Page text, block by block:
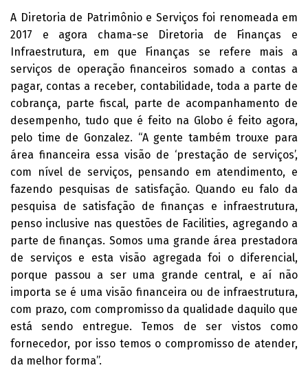
A Diretoria de Patrimônio e Serviços foi renomeada em
2017 e agora chama-se Diretoria de Finanças e
Infraestrutura, em que Finanças se refere mais a
serviços de operação financeiros somado a contas a
pagar, contas a receber, contabilidade, toda a parte de
cobrança, parte fiscal, parte de acompanhamento de
desempenho, tudo que é feito na Globo é feito agora,
pelo time de Gonzalez. “A gente também trouxe para
área financeira essa visão de ‘prestação de serviços’,
com nível de serviços, pensando em atendimento, e
fazendo pesquisas de satisfação. Quando eu falo da
pesquisa de satisfação de finanças e infraestrutura,
penso inclusive nas questões de Facilities, agregando a
parte de finanças. Somos uma grande área prestadora
de serviços e esta visão agregada foi o diferencial,
porque passou a ser uma grande central, e aí não
importa se é uma visão financeira ou de infraestrutura,
com prazo, com compromisso da qualidade daquilo que
está sendo entregue. Temos de ser vistos como
fornecedor, por isso temos o compromisso de atender,
da melhor forma”.